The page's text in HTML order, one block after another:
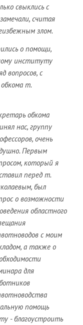
свыклись с
считая
злом.
о помощи,
институту
вопросов, с
т.
обкома
нас, группу
очень
Первым
который я
перед т.
был
о возможности
областного
с моим
а также о
для
помощь
- благоустроить